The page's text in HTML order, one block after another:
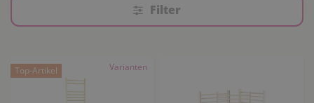
Filter
Varianten
Top-Artikel